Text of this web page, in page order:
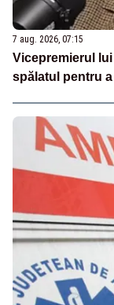
7 aug. 2026, 07:15
Vicepremierul
spălatul pentru